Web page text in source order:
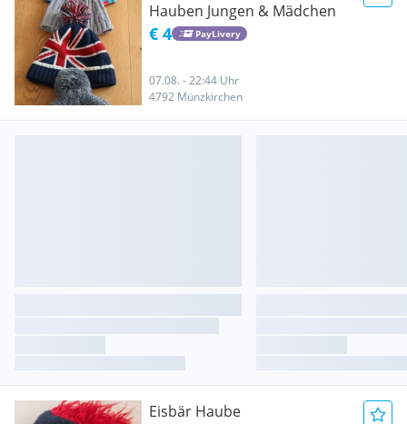
Hauben Jungen & Mädchen
€ 4 PayLivery
07.08. - 22:44 Uhr
4792 Münzkirchen
Eisbär Haube